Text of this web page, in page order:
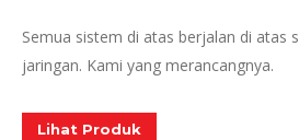
Semua sistem di atas berjalan di atas
jaringan. Kami yang merancangnya.
Lihat Produk